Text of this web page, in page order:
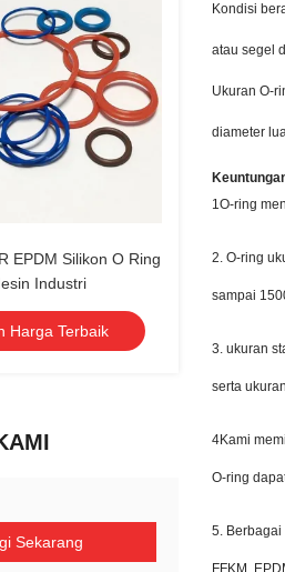
EPDM Silikon O Ring
Industri
Harga Terbaik
Sekarang
Kondisi
atau segel
Ukuran O-
diameter
1O-ring
2. O-ring
sampai
3. ukuran
serta
4Kami
O-ring
5. Berbagai
FFKM,